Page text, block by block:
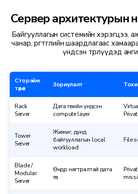
Сервер архитектурын
Байгууллагын системийн хэрэгцээ,
чанар, өргөтгөлийн шаардлагаас
үндсэн төрлүүдэд
Сторэйж
төрөл
Зориулалт
Rack
Server
Дата төвийн үндсэн
compute layer
Tower
Server
Жижиг, дунд
байгууллагын local
workload
File
Blade /
Modular
Server
Өндөр нягтралтай дата
төв